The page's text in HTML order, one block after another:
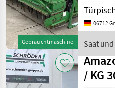
Gebrauchtmaschine
Gute
Rotec
06712
Saat
/ KG